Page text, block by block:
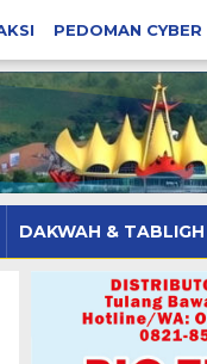
PEDOMAN CYBER
DAKWAH & TABLIGH